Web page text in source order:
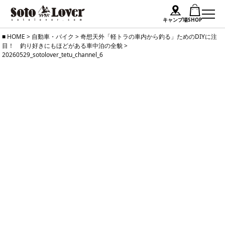
キャンプ場SHOP
Skip
to
HOME > 自動車・バイク >奇想天外「軽トラの車内から釣る」ためのDIYに注
目！ 釣り好きにもほどがある車中泊の全貌>
20260529_sotolover_tetu_channel_6